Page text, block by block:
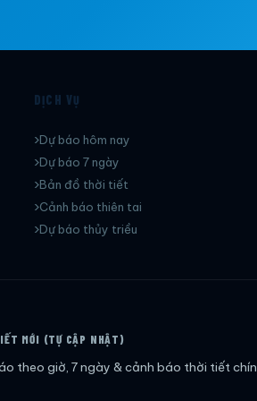
DỊCH VỤ
Dự báo hôm nay
Dự báo 7 ngày
Bản đồ thời tiết
Cảnh báo thiên tai
Dự báo thủy triều
MỚI (TỰ CẬP NHẬT)
theo giờ, 7 ngày & cảnh báo thời tiết